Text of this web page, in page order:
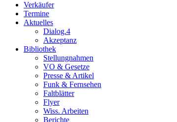
Verkäufer
Termine
Aktuelles
Dialog.4
Akzeptanz
Bibliothek
Stellungnahmen
VO & Gesetze
Presse & Artikel
Funk & Fernsehen
Faltblätter
Flyer
Wiss. Arbeiten
Berichte